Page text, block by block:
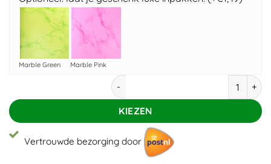
Marble Green Marble Pink
KIEZEN
Vertrouwde bezorging door